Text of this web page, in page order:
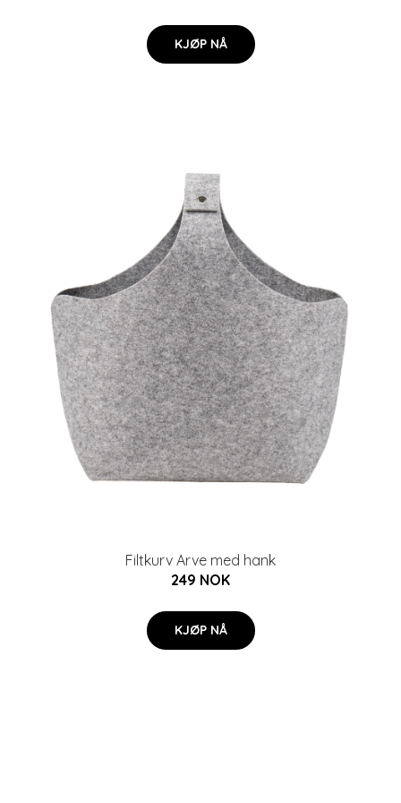
KJØP NÅ
Filtkurv Arve med hank
249 NOK
KJØP NÅ